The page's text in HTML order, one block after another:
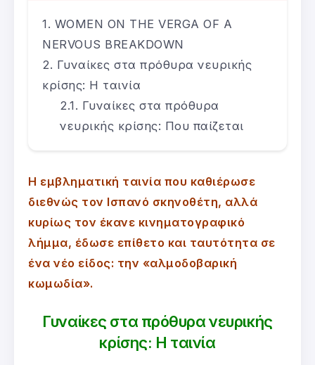
WOMEN ON THE VERGA OF A
NERVOUS BREAKDOWN
Γυναίκες στα πρόθυρα νευρικής
κρίσης: Η ταινία
Γυναίκες στα πρόθυρα
νευρικής κρίσης: Που παίζεται
Η εμβληματική ταινία που καθιέρωσε
διεθνώς τον Ισπανό σκηνοθέτη, αλλά
κυρίως τον έκανε κινηματογραφικό
λήμμα, έδωσε επίθετο και ταυτότητα σε
ένα νέο είδος: την «αλμοδοβαρική
κωμωδία».
Γυναίκες στα πρόθυρα νευρικής
κρίσης: Η ταινία